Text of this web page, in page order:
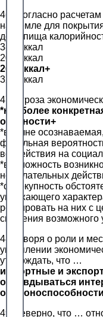
46. Согласно
на Земле для покрытия
день пища
3800 ккал
2000 ккал
2600 ккал+
3200 ккал
47. Угроза
*наиболее
опасности+
*вполне
фатальная
воздействия на
*возможность
нежелательных
*совокупность
угрожающего
реагировать на них с
снижения возможного
48.Говоря о роли и
укреплении
утверждать, что …
импортные и
оправдываться
49.Неверно, что …